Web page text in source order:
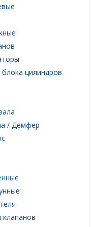
цилиндров
/ Демфер